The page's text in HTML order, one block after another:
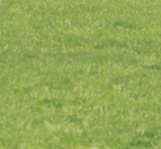
PELETIZADORAS MOLINOS